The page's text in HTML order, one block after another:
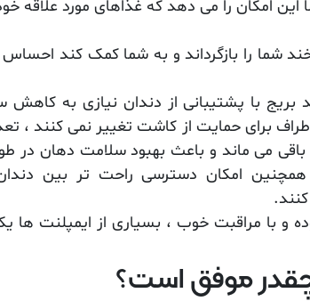
امکان را می دهد که غذاهای مورد علاقه خود
شما را بازگرداند و به شما کمک کند
بریج با پشتیبانی از دندان نیازی به کاهش
اطراف برای حمایت از کاشت تغییر نمی کنند ،
می ماند و باعث بهبود سلامت دهان در
امکان دسترسی راحت تر بین
و با مراقبت خوب ، بسیاری از ایمپلنت ها
موفق است؟